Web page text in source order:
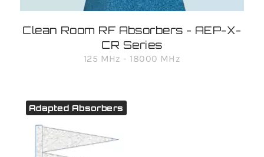
Clean Room RF Absorbers - AEP-X-
CR Series
125 MHz - 18000 MHz
Adapted Absorbers